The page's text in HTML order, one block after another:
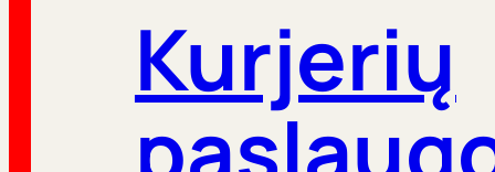
Kurjerių